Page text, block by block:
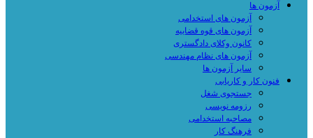
آزمون ها
آزمون های استخدامی
آزمون های قوه قضاییه
کانون وکلای دادگستری
آزمون های نظام مهندسی
سایر آزمون ها
فنون کار و کاریابی
جستجوی شغل
رزومه نویسی
مصاحبه استخدامی
فرهنگ کار